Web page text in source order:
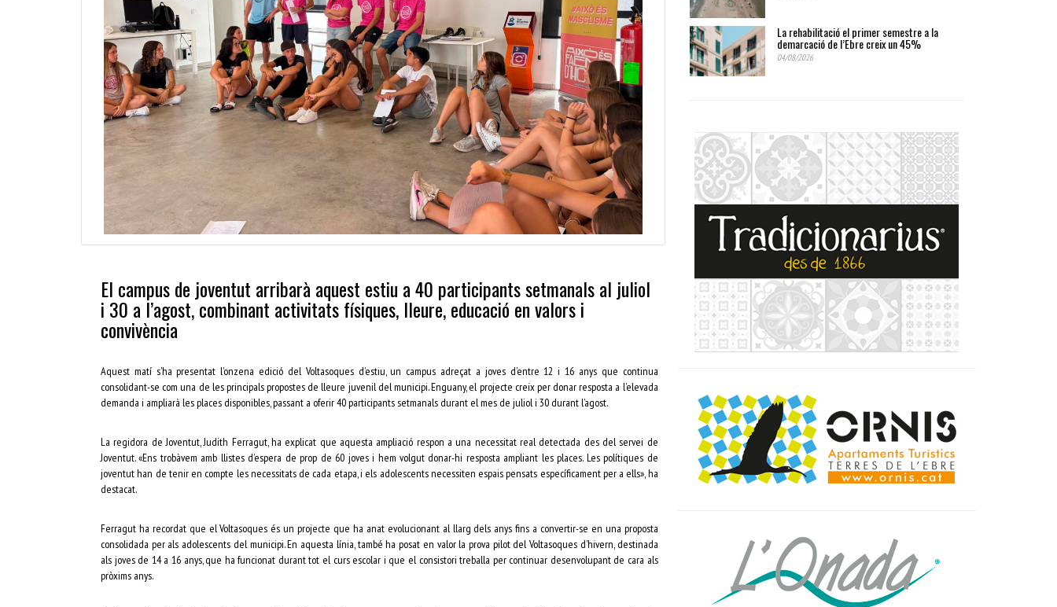
El campus de joventut arribarà aquest estiu a 40 participants setmanals al juliol
i 30 a l’agost, combinant activitats físiques, lleure, educació en valors i
convivència
Aquest matí s’ha presentat l’onzena edició del Voltasoques d’estiu, un campus adreçat a joves d’entre 12 i 16 anys que continua
consolidant-se com una de les principals propostes de lleure juvenil del municipi. Enguany, el projecte creix per donar resposta a l’elevada
demanda i ampliarà les places disponibles, passant a oferir 40 participants setmanals durant el mes de juliol i 30 durant l’agost.
La regidora de Joventut, Judith Ferragut, ha explicat que aquesta ampliació respon a una necessitat real detectada des del servei de
Joventut. «Ens trobàvem amb llistes d’espera de prop de 60 joves i hem volgut donar-hi resposta ampliant les places. Les polítiques de
joventut han de tenir en compte les necessitats de cada etapa, i els adolescents necessiten espais pensats específicament per a ells», ha
destacat.
Ferragut ha recordat que el Voltasoques és un projecte que ha anat evolucionant al llarg dels anys fins a convertir-se en una proposta
consolidada per als adolescents del municipi. En aquesta línia, també ha posat en valor la prova pilot del Voltasoques d’hivern, destinada
als joves de 14 a 16 anys, que ha funcionat durant tot el curs escolar i que el consistori treballa per continuar desenvolupant de cara als
pròxims anys.
La rehabilitació el primer semestre a la
demarcació de l’Ebre creix un 45%
04/08/2026